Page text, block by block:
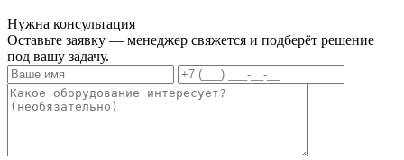
Нужна консультация
Оставьте заявку — менеджер свяжется и подберёт решение
под вашу задачу.